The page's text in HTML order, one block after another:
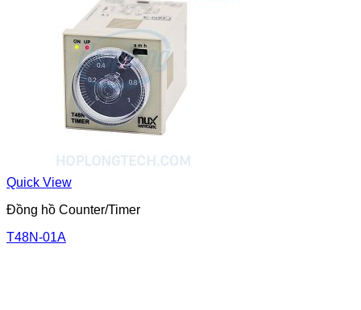
Quick View
Đồng hồ Counter/Timer
T48N-01A